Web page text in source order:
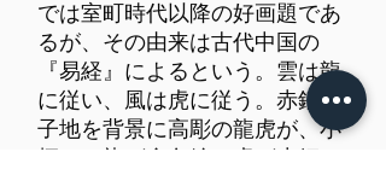
では室町時代以降の好画題であ
るが、その由来は古代中国の
『易経』によるという。雲は龍
に従い、風は虎に従う。赤銅魚
子地を背景に高彫の龍虎が、小